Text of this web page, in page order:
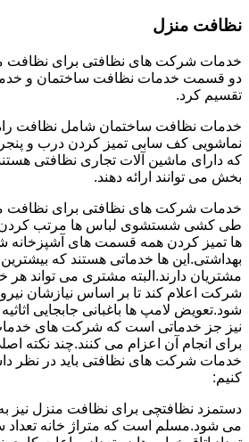
نظافت منزل
خدمات شرکت های نظافتی برای نظافت
دو قسمت خدمات نظافت ساختمان و
تقسیم کرد.
خدمات نظافت ساختمان شامل نظافت
نماشویی کف سابی تمیز کردن درب و
که دارای ماشین آلات تجاری نظافتی
بخش می توانند ارائه دهند.
خدمات شرکت های نظافتی برای
طی کشی شستشوی لباس ها مرتب کردن
ها تمیز کردن همه قسمت های
بهداشتی.این ها خدماتی هستند که
مشتریان دارند.البته مشتری می تواند هر
شرکت اعلام کند تا بر اساس نیازشان
شود.تعویض لامپ ها باغبانی جابجایی
نیز جز خدماتی است که شرکت های خدمات
برای انجام آن اعزام می کنند.چند نکته
خدمات شرکت های نظافتی باید در نظر
کنیم:
دستمزد نظافتچی برای نظافت منزل
می شود.مسلم است که متراژ خانه